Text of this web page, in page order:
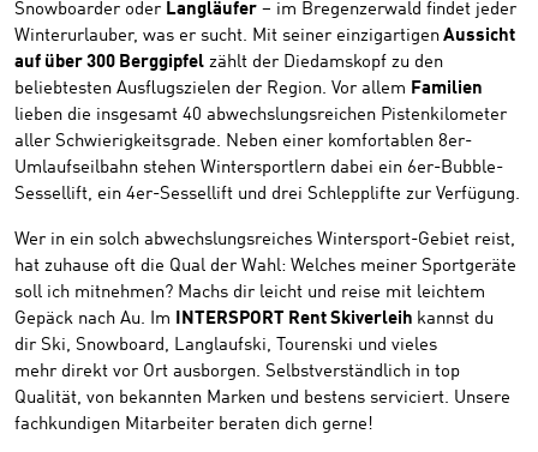
Snowboarder oder Langläufer – im Bregenzerwald findet jeder
Winterurlauber, was er sucht. Mit seiner einzigartigen Aussicht
auf über 300 Berggipfel zählt der Diedamskopf zu den
beliebtesten Ausflugszielen der Region. Vor allem Familien
lieben die insgesamt 40 abwechslungsreichen Pistenkilometer
aller Schwierigkeitsgrade. Neben einer komfortablen 8er-
Umlaufseilbahn stehen Wintersportlern dabei ein 6er-Bubble-
Sessellift, ein 4er-Sessellift und drei Schlepplifte zur Verfügung.
Wer in ein solch abwechslungsreiches Wintersport-Gebiet reist,
hat zuhause oft die Qual der Wahl: Welches meiner Sportgeräte
soll ich mitnehmen? Machs dir leicht und reise mit leichtem
Gepäck nach Au. Im INTERSPORT Rent Skiverleih kannst du
dir Ski, Snowboard, Langlaufski, Tourenski und vieles
mehr direkt vor Ort ausborgen. Selbstverständlich in top
Qualität, von bekannten Marken und bestens serviciert. Unsere
fachkundigen Mitarbeiter beraten dich gerne!